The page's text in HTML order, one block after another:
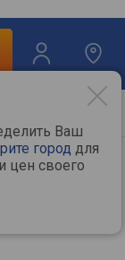
Ваш
город для
цен своего
Кухня/
в